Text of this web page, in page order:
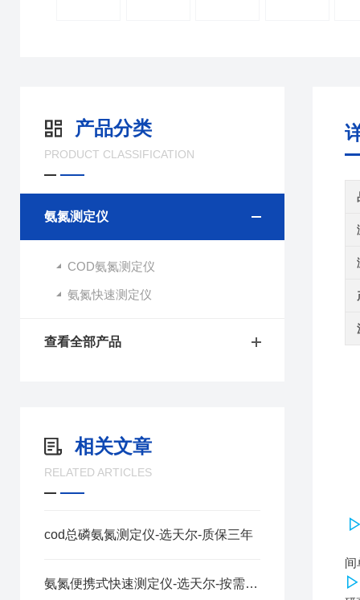
产品分类
PRODUCT CLASSIFICATION
氨氮测定仪
COD氨氮测定仪
氨氮快速测定仪
查看全部产品
相关文章
RELATED ARTICLES
cod总磷氨氮测定仪-选天尔-质保三年
氨氮便携式快速测定仪-选天尔-按需定制
间
▷